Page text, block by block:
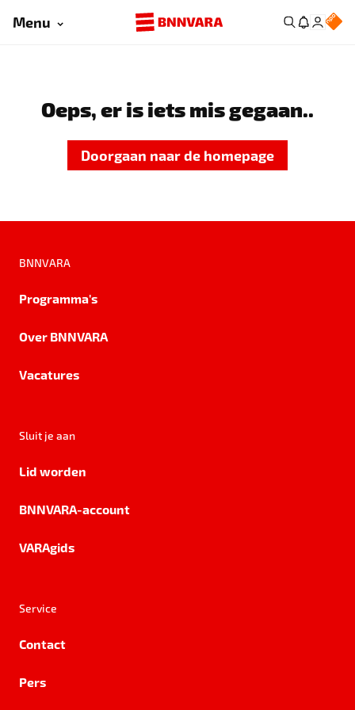
Menu
Oeps, er is iets mis gegaan..
Doorgaan naar de homepage
BNNVARA
Programma's
Over BNNVARA
Vacatures
Sluit je aan
Lid worden
BNNVARA-account
VARAgids
Service
Contact
Pers